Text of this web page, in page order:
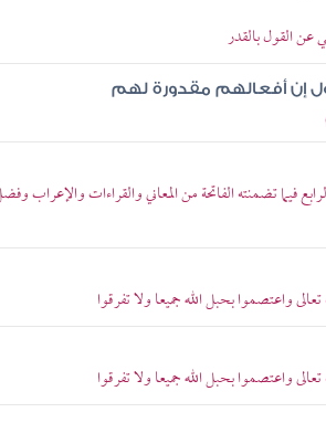
القول بالقدر
إن أفعالهم مقدورة لهم
فيما تضمنته الفاتحة من المعاني والقراءات والإعراب
واعتصموا بحبل الله جميعا ولا تفرقوا
واعتصموا بحبل الله جميعا ولا تفرقوا